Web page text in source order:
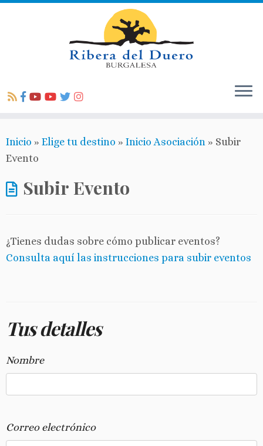
Inicio » Elige tu destino » Inicio Asociación » Subir
Evento
Subir Evento
¿Tienes dudas sobre cómo publicar eventos?
Consulta aquí las instrucciones para subir eventos
Tus detalles
Nombre
Correo electrónico